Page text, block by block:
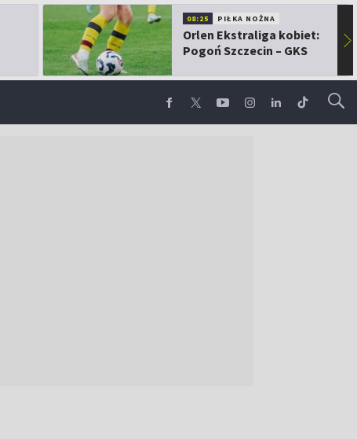
08:25 PIŁKA NOŻNA
Orlen Ekstraliga kobiet:
Pogoń Szczecin – GKS
▶